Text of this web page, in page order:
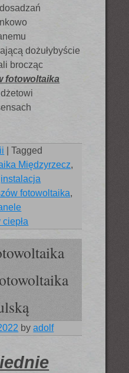
dożułybyście
brocząc
fotowoltaika
|Tagged
Międzyrzecz,
instalacja
fotowoltaika,
byadolf